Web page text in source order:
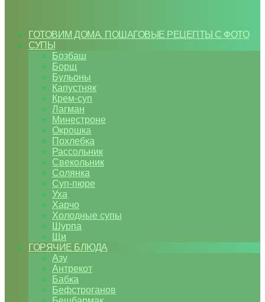
ГОТОВИМ ДОМА. ПОШАГОВЫЕ РЕЦЕПТЫ С ФОТО
СУПЫ
Бозбаш
Борщ
Бульоны
Капустняк
Крем-суп
Лагман
Минестроне
Окрошка
Похлебка
Рассольник
Свекольник
Солянка
Суп-пюре
Уха
Харчо
Холодные супы
Шурпа
Щи
ГОРЯЧИЕ БЛЮДА
Азу
Антрекот
Бабка
Бефстроганов